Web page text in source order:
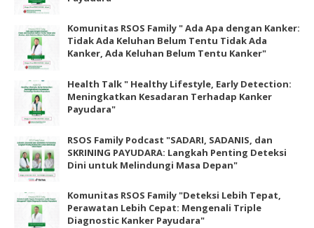
Komunitas RSOS Family " Ada Apa dengan Kanker:
Tidak Ada Keluhan Belum Tentu Tidak Ada
Kanker, Ada Keluhan Belum Tentu Kanker"
Health Talk " Healthy Lifestyle, Early Detection:
Meningkatkan Kesadaran Terhadap Kanker
Payudara"
RSOS Family Podcast "SADARI, SADANIS, dan
SKRINING PAYUDARA: Langkah Penting Deteksi
Dini untuk Melindungi Masa Depan"
Komunitas RSOS Family "Deteksi Lebih Tepat,
Perawatan Lebih Cepat: Mengenali Triple
Diagnostic Kanker Payudara"